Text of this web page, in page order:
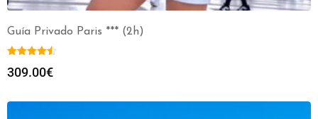
Guía Privado Paris *** (2h)
309.00€